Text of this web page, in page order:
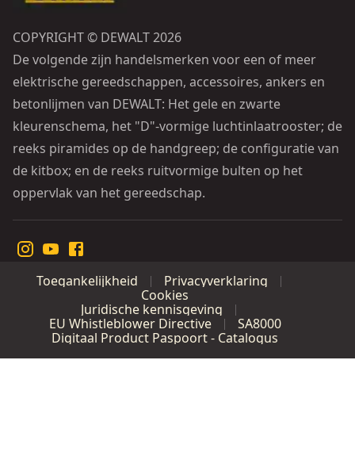
COPYRIGHT © DEWALT 2026
De volgende zijn handelsmerken voor een of meer
elektrische gereedschappen, accessoires, ankers en
betonlijmen van DEWALT: Het gele en zwarte
kleurenschema, het "D"-vormige luchtinlaatrooster; de
reeks piramides op de handgreep; de configuratie van
de kitbox; en de reeks ruitvormige bulten op het
oppervlak van het gereedschap.
Toegankelijkheid
Privacyverklaring
Cookies
Juridische kennisgeving
EU Whistleblower Directive
SA8000
Digitaal Product Paspoort - Catalogus